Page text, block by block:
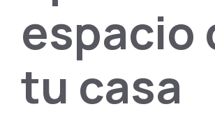
espacio
tu casa